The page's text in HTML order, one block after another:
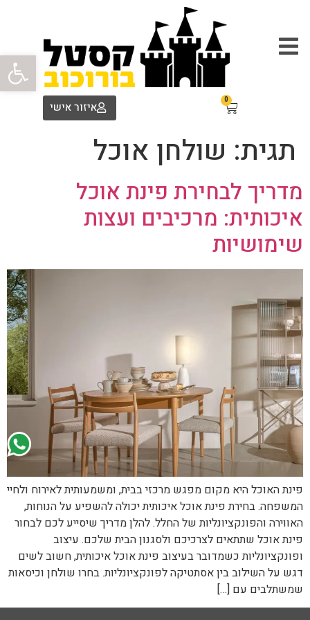
פתח
0
איזור אישי
תגית: שולחן אוכל
מדריך לבחירת פינת אוכל
איכותית: מרכיבים ועצות
שימושיות
פינת האוכל היא מקום מפגש מרכזי בבית, ומשמעותית לאירוח ולחיי
המשפחה. בחירת פינת אוכל איכותית יכולה להשפיע על הנוחות,
האווירה והפונקציונליות של החלל. להלן מדריך שיסייע לכם לבחור
פינת אוכל שתתאים לצרכיכם ולסגנון הבית שלכם. עיצוב
ופונקציונליות כשמדובר בעיצוב פינת אוכל איכותית, חשוב לשים
דגש על השילוב בין אסתטיקה לפונקציונליות. בחרו שולחן וכיסאות
שמשתלבים עם […]